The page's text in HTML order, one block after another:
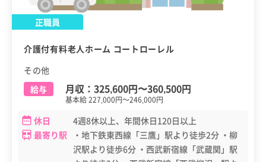
正職員
介護付有料老人ホーム コートローレル
その他
給与
月収： 325,600円〜360,500円
基本給 227,000円～246,000円
休日
4週8休以上、年間休日120日以上
最寄り駅
・地下鉄東西線「三鷹」駅より徒歩2分 ・柳
沢駅より徒歩6分 ・西武新宿線「武蔵関」駅